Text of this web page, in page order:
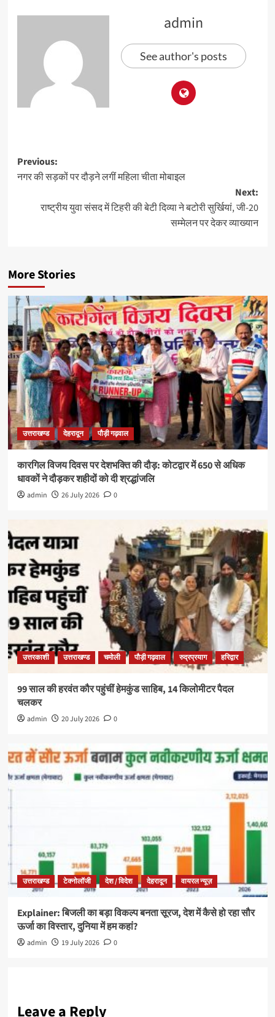
admin
See author's posts
Previous:
नगर की सड़कों पर दौड़ने लगीं महिला चीता मोबाइल
Next:
राष्ट्रीय युवा संसद में टिहरी की बेटी दिव्या ने बटोरी सुर्खियां, जी-20
सम्मेलन पर देकर व्याख्यान
More Stories
उत्तराखण्ड देहरादून पौड़ी गढ़वाल
कारगिल विजय दिवस पर देशभक्ति की दौड़: कोटद्वार में 650 से अधिक
धावकों ने दौड़कर शहीदों को दी श्रद्धांजलि
admin 26 July 2026 0
उत्तरकाशी उत्तराखण्ड चमोली पौड़ी गढ़वाल रुद्रप्रयाग हरिद्वार
99 साल की हरवंत कौर पहुंचीं हेमकुंड साहिब, 14 किलोमीटर पैदल
चलकर
admin 20 July 2026 0
उत्तराखण्ड टेक्नोलॉजी देश / विदेश देहरादून वायरल न्यूज़
Explainer: बिजली का बड़ा विकल्प बनता सूरज, देश में कैसे हो रहा सौर
ऊर्जा का विस्तार, दुनिया में हम कहां?
admin 19 July 2026 0
Leave a Reply